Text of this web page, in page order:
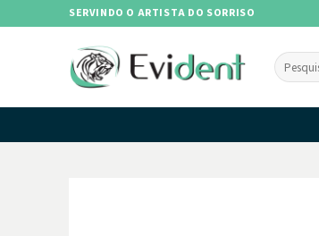
to
SERVINDO O ARTISTA DO SORRISO
Pesquisar
por: